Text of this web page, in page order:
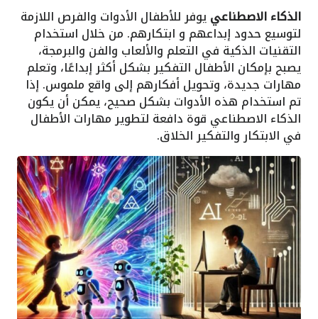
الذكاء الاصطناعييوفر للأطفال الأدوات والفرص اللازمة
لتوسيع حدود إبداعهم و ابتكارهم. من خلال استخدام
التقنيات الذكية في التعلم والألعاب والفن والبرمجة،
يصبح بإمكان الأطفال التفكير بشكل أكثر إبداعًا، وتعلم
مهارات جديدة، وتحويل أفكارهم إلى واقع ملموس. إذا
تم استخدام هذه الأدوات بشكل صحيح، يمكن أن يكون
الذكاء الاصطناعي قوة دافعة لتطوير مهارات الأطفال
في الابتكار والتفكير الخلاق.